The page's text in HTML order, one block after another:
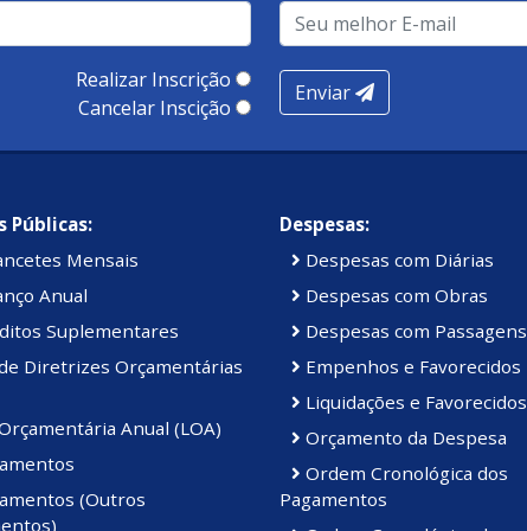
e imagens que
as tecnologias mais
que está à frente do
relevantes estão à sua
tudo em um só
comprometida com a
nossos serviços,
esse compromisso e
disponíveis.
o progresso.
atender às
em tecnologia e
de Divino de São
Prefeitura
para todos nós.
Realizar Inscrição
Cancelar Inscição
Enviar
Públicas:
Mensais
Anual
Suplementares
Diretrizes Orçamentárias
Anual (LOA)
(Outros
Despesas:
Despesas com Diárias
Despesas com Obras
Despesas com Passagens
Empenhos e Favorecidos
Liquidações e Favorecidos
Orçamento da Despesa
Ordem Cronológica dos
Pagamentos